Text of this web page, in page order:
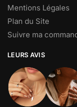
Mentions Légales
Plan du Site
Suivre ma
LEURS AVIS